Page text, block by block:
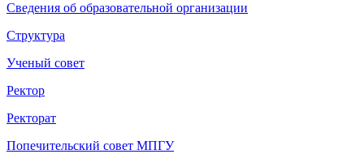
Сведения об образовательной организации
Структура
Ученый совет
Ректор
Ректорат
Попечительский совет МПГУ